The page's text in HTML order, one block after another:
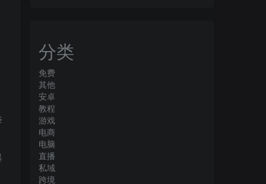
分类
免费
其他
安卓
教程
游戏
电商
电脑
直播
私域
跨境